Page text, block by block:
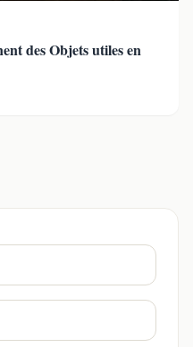
des Objets utiles en